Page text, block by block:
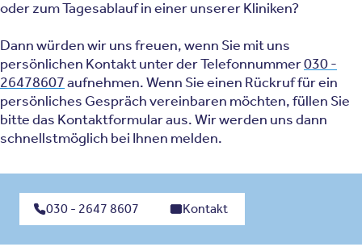
oder zum Tagesablauf in einer unserer Kliniken?
Dann würden wir uns freuen, wenn Sie mit uns
persönlichen Kontakt unter der Telefonnummer030 -
26478607aufnehmen. Wenn Sie einen Rückruf für ein
persönliches Gespräch vereinbaren möchten, füllen Sie
bitte das Kontaktformular aus. Wir werden uns dann
schnellstmöglich bei Ihnen melden.
030 - 2647 8607 Kontakt